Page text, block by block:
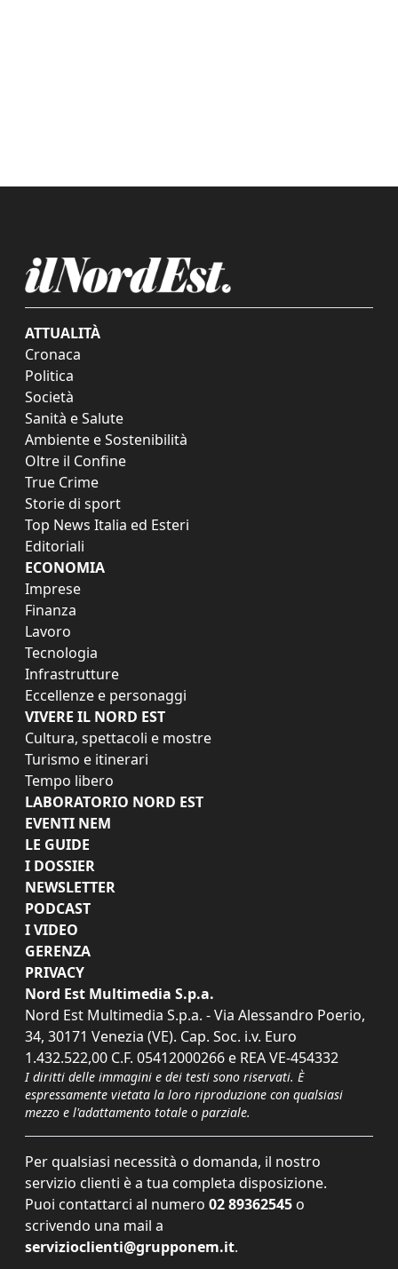
ATTUALITÀ
Cronaca
Politica
Società
Sanità e Salute
Ambiente e Sostenibilità
Oltre il Confine
True Crime
Storie di sport
Top News Italia ed Esteri
Editoriali
ECONOMIA
Imprese
Finanza
Lavoro
Tecnologia
Infrastrutture
Eccellenze e personaggi
VIVERE IL NORD EST
Cultura, spettacoli e mostre
Turismo e itinerari
Tempo libero
LABORATORIO NORD EST
EVENTI NEM
LE GUIDE
I DOSSIER
NEWSLETTER
PODCAST
I VIDEO
GERENZA
PRIVACY
Nord Est Multimedia S.p.a.
Nord Est Multimedia S.p.a. - Via Alessandro Poerio,
34, 30171 Venezia (VE). Cap. Soc. i.v. Euro
1.432.522,00 C.F. 05412000266 e REA VE-454332
I diritti delle immagini e dei testi sono riservati. È
espressamente vietata la loro riproduzione con qualsiasi
mezzo e l'adattamento totale o parziale.
Per qualsiasi necessità o domanda, il nostro
servizio clienti è a tua completa disposizione.
Puoi contattarci al numero 02 89362545 o
scrivendo una mail a
servizioclienti@grupponem.it.